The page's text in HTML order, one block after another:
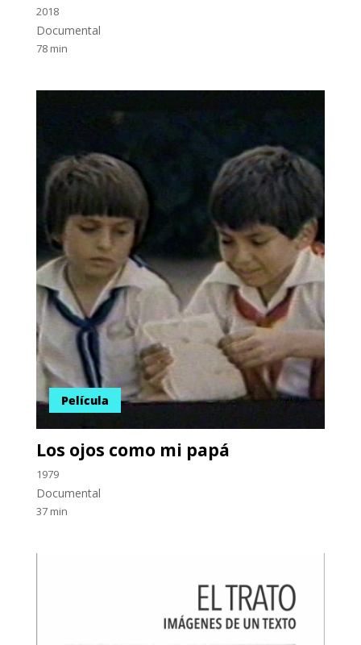
2018
Documental
78 min
Película
Los ojos como mi papá
1979
Documental
37 min